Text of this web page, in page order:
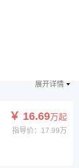
展开详情
￥ 16.69万起
指导价：17.99万